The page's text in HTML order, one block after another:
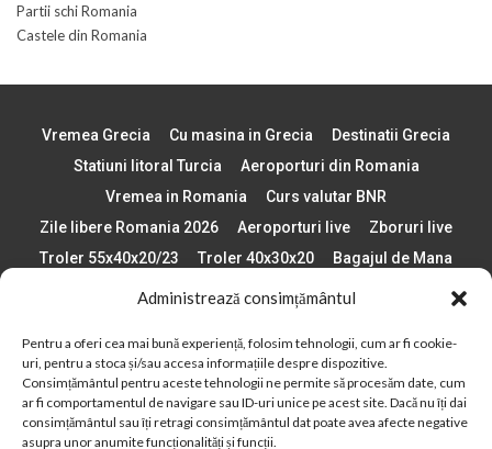
Administrează consimțământul
Pentru a oferi cea mai bună experiență, folosim tehnologii, cum ar fi cookie-
uri, pentru a stoca și/sau accesa informațiile despre dispozitive.
Consimțământul pentru aceste tehnologii ne permite să procesăm date, cum
ar fi comportamentul de navigare sau ID-uri unice pe acest site. Dacă nu îți dai
consimțământul sau îți retragi consimțământul dat poate avea afecte negative
asupra unor anumite funcționalități și funcții.
Partii schi Romania
Castele din Romania
Vremea Grecia Cu masina in Grecia
Destinatii Grecia
Statiuni litoral Turcia
Aeroporturi din Romania
Vremea in Romania
Curs valutar BNR
Zile libere Romania 2026
Aeroporturi live
Zboruri live
Troler 55x40x20/23
Troler 40x30x20
Bagajul de Mana
Paste 2026
Cele mai bune telefoane
Plaje din Europa
Concerte Romania 2025
Asigurare de calatorie
Când se schimba ora în 2026
Calendar Formula 1 sezon 2026
Boarding Pass
Despre AirlinesTravel.ro
Politică cookie-uri (UE)